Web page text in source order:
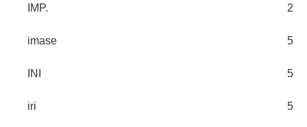
IMP. 2
imase 5
INI 5
iri 5